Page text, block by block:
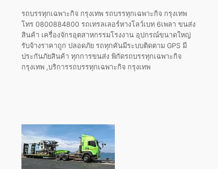
รถบรรทุกเฉพาะกิจ กรุงเทพ รถบรรทุกเฉพาะกิจ กรุงเทพ
โทร 0800884800 รถเทรลเลอร์หางโลว์เบท 6เพลา ขนส่ง
สินค้า เครื่องจักรอุตสาหกรรมโรงงาน อุปกรณ์ขนาดใหญ่
รับจ้างราคาถูก ปลอดภัย รถทุกคันมีระบบติดตาม GPS มี
ประกันภัยสินค้า ทุกการขนส่ง พิกัดรถบรรทุกเฉพาะกิจ
กรุงเทพ ,บริการรถบรรทุกเฉพาะกิจ กรุงเทพ